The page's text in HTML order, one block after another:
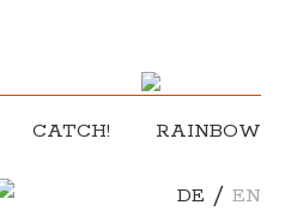
CATCH! RAINBOW
DE / EN